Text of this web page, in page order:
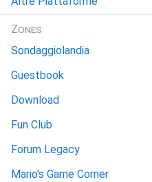
Zones
Sondaggiolandia
Guestbook
Download
Fun Club
Forum Legacy
Mario's Game Corner